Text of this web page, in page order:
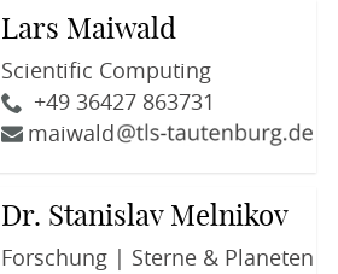
Lars Maiwald
Scientific Computing
+49 36427 863731
maiwald
Dr. Stanislav Melnikov
Forschung | Sterne & Planeten